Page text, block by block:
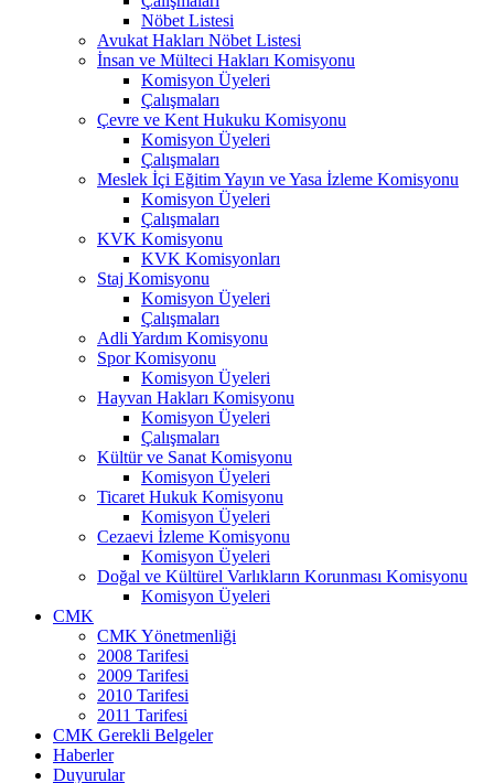
Nöbet Listesi
Avukat Hakları Nöbet Listesi
İnsan ve Mülteci Hakları Komisyonu
Komisyon Üyeleri
Çalışmaları
Çevre ve Kent Hukuku Komisyonu
Komisyon Üyeleri
Çalışmaları
Meslek İçi Eğitim Yayın ve Yasa İzleme Komisyonu
Komisyon Üyeleri
Çalışmaları
KVK Komisyonu
KVK Komisyonları
Staj Komisyonu
Komisyon Üyeleri
Çalışmaları
Adli Yardım Komisyonu
Spor Komisyonu
Komisyon Üyeleri
Hayvan Hakları Komisyonu
Komisyon Üyeleri
Çalışmaları
Kültür ve Sanat Komisyonu
Komisyon Üyeleri
Ticaret Hukuk Komisyonu
Komisyon Üyeleri
Cezaevi İzleme Komisyonu
Komisyon Üyeleri
Doğal ve Kültürel Varlıkların Korunması Komisyonu
Komisyon Üyeleri
CMK
CMK Yönetmenliği
2008 Tarifesi
2009 Tarifesi
2010 Tarifesi
2011 Tarifesi
CMK Gerekli Belgeler
Haberler
Duyurular